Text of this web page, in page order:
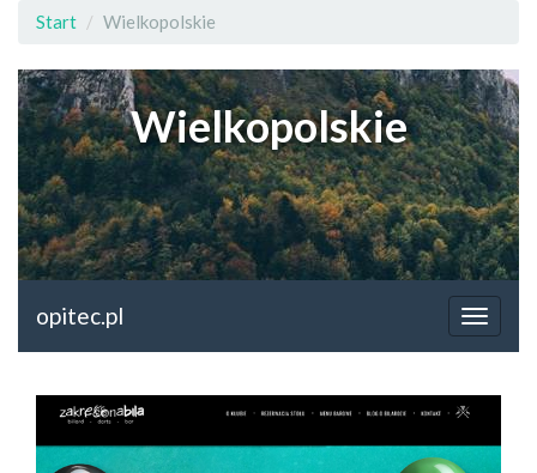
Start Wielkopolskie
Wielkopolskie
opitec.pl